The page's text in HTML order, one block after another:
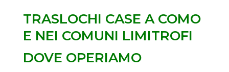
TRASLOCHI CASE A COMO
E NEI COMUNI LIMITROFI
DOVE OPERIAMO